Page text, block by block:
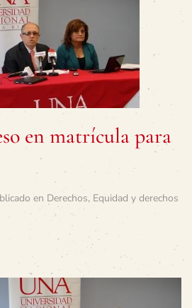
en matrícula para
en Derechos, Equidad y derechos